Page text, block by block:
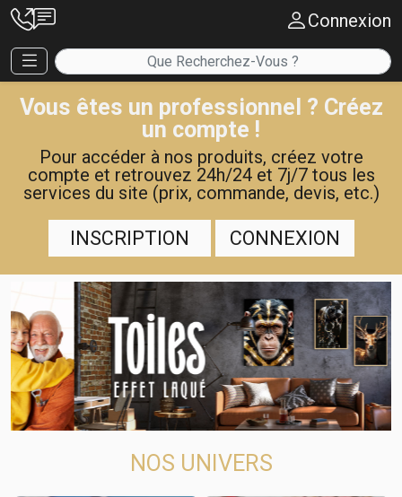
Connexion
Vous êtes un professionnel ? Créez
un compte !
Pour accéder à nos produits, créez votre
compte et retrouvez 24h/24 et 7j/7 tous les
services du site (prix, commande, devis, etc.)
INSCRIPTION CONNEXION
NOS UNIVERS